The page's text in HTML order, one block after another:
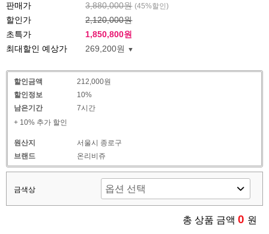
판매가 3,880,000원 (45%할인)
할인가
2,120,000원
초특가
1,850,800원
최대할인 예상가
269,200원
할인금액
212,000원
할인정보
10%
남은기간
7시간
+ 10% 추가 할인
원산지
서울시 종로구
브랜드
온리비쥬
금색상
총 상품 금액 0 원